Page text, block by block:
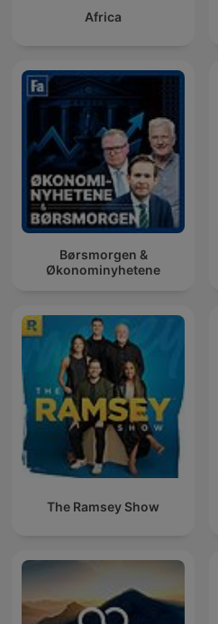
Africa
Børsmorgen &
Økonominyhetene
The Ramsey Show